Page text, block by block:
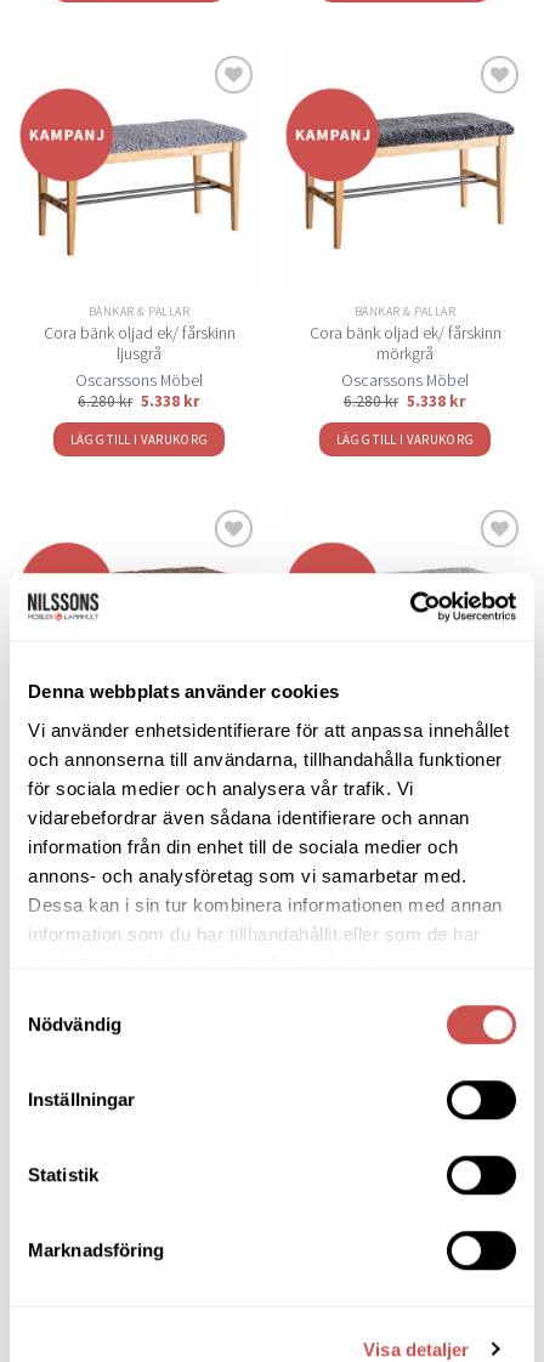
Denna webbplats använder cookies
Vi använder enhetsidentifierare för att anpassa innehållet
och annonserna till användarna, tillhandahålla funktioner
för sociala medier och analysera vår trafik. Vi
vidarebefordrar även sådana identifierare och annan
information från din enhet till de sociala medier och
annons- och analysföretag som vi samarbetar med.
Dessa kan i sin tur kombinera informationen med annan
information som du har tillhandahållit eller som de har
Nödvändig
Inställningar
Statistik
Marknadsföring
Visa detaljer
Lägg
till i
önskelistan
BÄNKAR & PALLAR
Cora bänk oljad ek/ fårskinn
ljusgrå
Oscarssons Möbel
6.280kr 5.338 kr
LÄGG TILL I VARUKORG
Lägg
till i
önskelistan
BÄNKAR & PALLAR
Cora bänk oljad ek/ fårskinn
mörkgrå
Oscarssons Möbel
6.280kr 5.338 kr
LÄGG TILL I VARUKORG
BÄNKAR & PALLAR
Cora bänk svartbetsad ek/
fårskinn brun
Oscarssons Möbel
6.280kr 5.338kr
Lägg
till i
önskelistan
BÄNKAR & PALLAR
Cora bänk svartbetsad ek/
fårskinn ljusgrå
6.280kr 5.338kr
Cora bänk svartbetsad ek/
fårskinn mörkgrå
Lägg
önskelistan
Cora bänk vitpigmenterad ek/
fårskinn brun
LÄGG TILL I VARUKORG